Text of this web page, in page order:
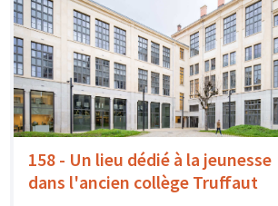
158 - Un lieu dédié à la jeunesse
dans l'ancien collège Truffaut